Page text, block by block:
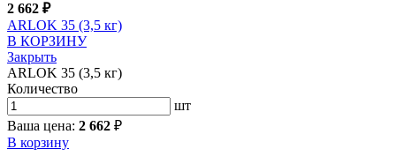
2 662 ₽
ARLOK 35 (3,5 кг)
В КОРЗИНУ
Закрыть
ARLOK 35 (3,5 кг)
Количество
шт
Ваша цена: 2 662 ₽
В корзину